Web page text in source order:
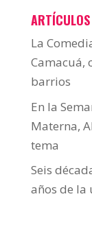
La
Camacuá,
barrios
En la
Materna,
tema
Seis
años de la